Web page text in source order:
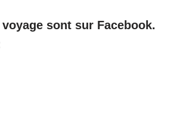
sont sur Facebook.